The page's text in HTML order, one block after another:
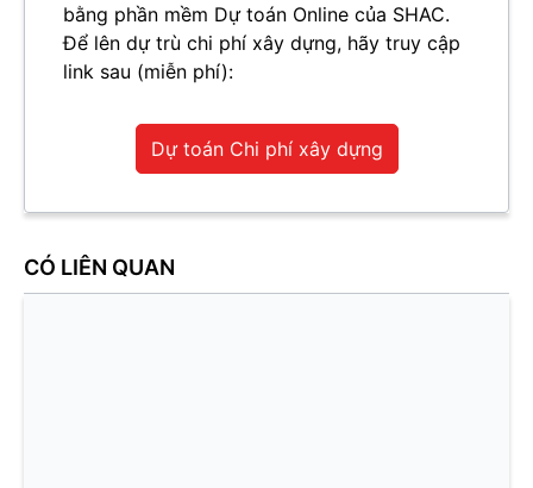
bằng phần mềm Dự toán Online của SHAC.
Để lên dự trù chi phí xây dựng, hãy truy cập
link sau (miễn phí):
Dự toán Chi phí xây dựng
CÓ LIÊN QUAN